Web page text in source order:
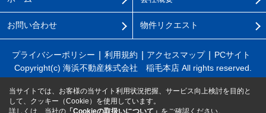
お問い合わせ 物件リクエスト
プライバシーポリシー 利用規約 アクセスマップ
PCサイト
Copyright(c) 海浜不動産株式会社 稲毛本店 All rights reserved.
当サイトでは、お客様の当サイト利用状況把握、サービス向上検討を目的と
して、クッキー（Cookie）を使用しています。
詳しくは、当社の 「Cookieの取扱いについて」 をご確認ください。